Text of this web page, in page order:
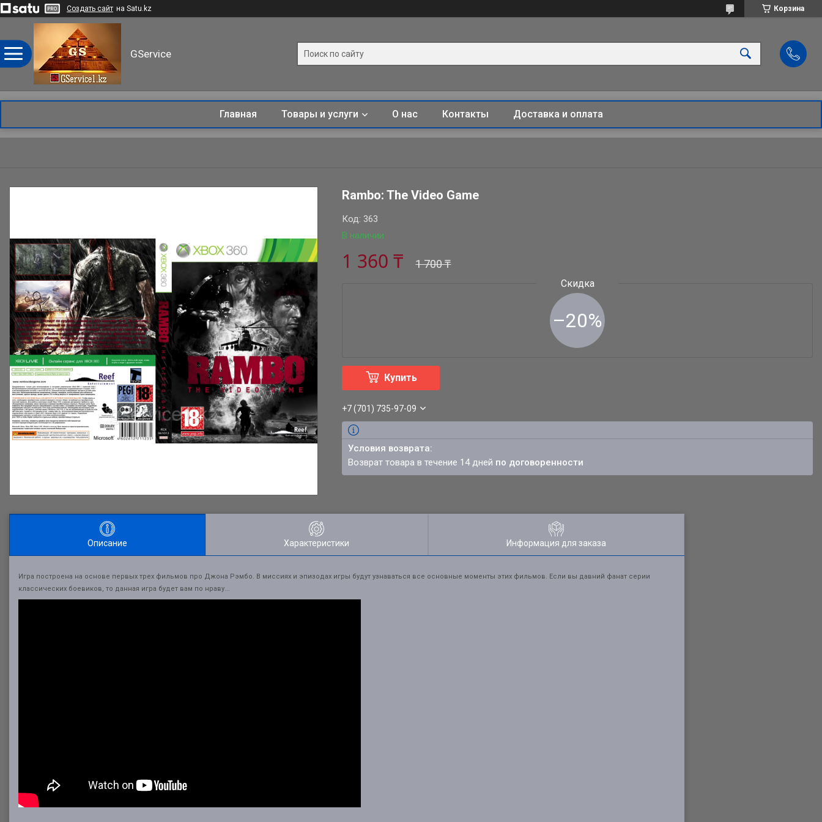
Создать сайт на Satu.kz Корзина
GService
Главная Товары и услуги О нас Контакты Доставка и оплата
Rambo: The Video Game
В наличии
Код: 363
1 700 ₸
1 360 ₸
–20%
Купить
+7 (701) 735-97-09
возврат товара в течение 14 дней по договоренности
Описание Характеристики Информация для заказа
Игра построена на основе первых трех фильмов про Джона Рэмбо. В миссиях и эпизодах игры будут узнаваться все основные моменты этих фильмов. Если вы давний фанат серии
классических боевиков, то данная игра будет вам по нраву...